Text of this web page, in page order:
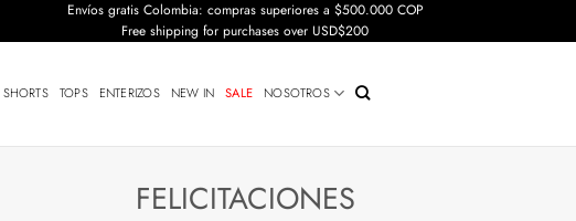
Envíos gratis Colombia: compras superiores a $500.000 COP
Free shipping for purchases over USD$200
TOPS ENTERIZOS NEW IN SALE NOSOTROS
FELICITACIONES